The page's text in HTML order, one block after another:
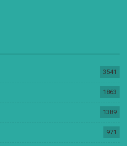
3541
1863
1389
971